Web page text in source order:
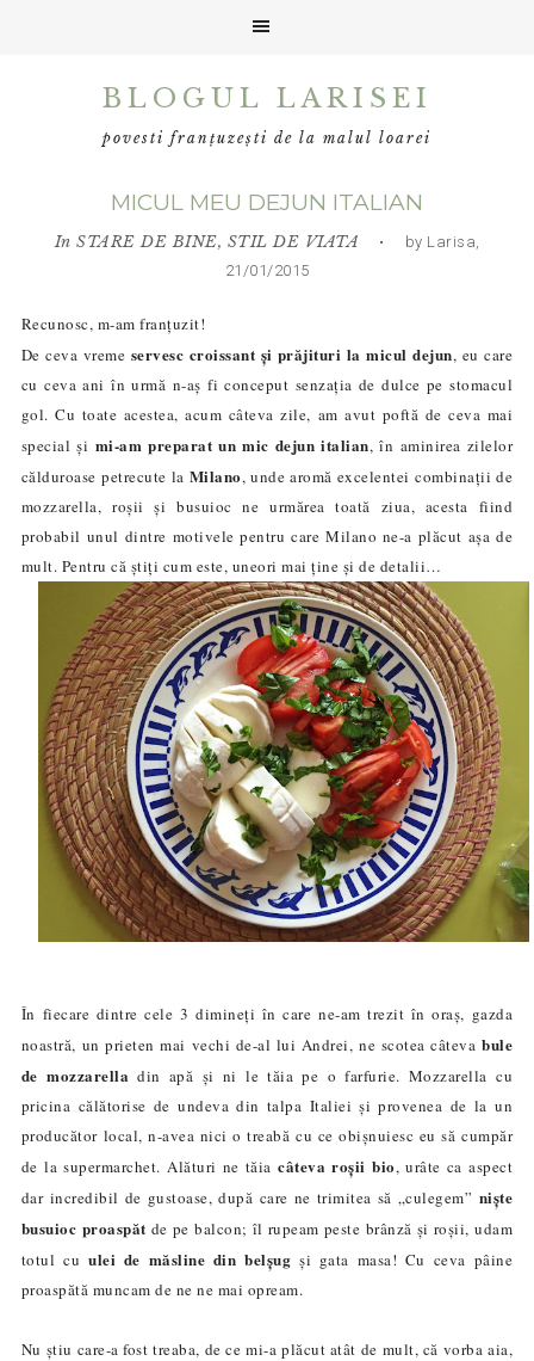
BLOGUL LARISEI
povesti franțuzești de la malul loarei
MICUL MEU DEJUN ITALIAN
In STARE DE BINE, STIL DE VIATA • by Larisa,
21/01/2015
Recunosc, m-am franțuzit!
De ceva vreme servesc croissant și prăjituri la micul dejun, eu care
cu ceva ani în urmă n-aș fi conceput senzația de dulce pe stomacul
gol. Cu toate acestea, acum câteva zile, am avut poftă de ceva mai
special și mi-am preparat un mic dejun italian, în aminirea zilelor
călduroase petrecute la Milano, unde aromă excelentei combinații de
mozzarella, roșii și busuioc ne urmărea toată ziua, acesta fiind
probabil unul dintre motivele pentru careMilano ne-a plăcut așa de
mult. Pentru că știți cum este, uneori mai ține și de detalii…
În fiecare dintre cele 3 dimineți în care ne-am trezit în oraș, gazda
noastră, un prieten mai vechi de-al lui Andrei, ne scotea câtevabule
de mozzarella din apă și ni le tăia pe o farfurie. Mozzarella cu
pricina călătorise de undeva din talpa Italiei și provenea de la un
producător local, n-avea nici o treabă cu ce obișnuiesc eu să cumpăr
de la supermarchet. Alături ne tăiacâteva roșii bio, urâte ca aspect
dar incredibil de gustoase, după care ne trimitea să „culegem” niște
busuioc proaspăt de pe balcon; îl rupeam peste brânză și roșii, udam
totul cuulei de măsline din belșug și gata masa! Cu ceva pâine
proaspătă muncam de ne ne mai opream.
Nu știu care-a fost treaba, de ce mi-a plăcut atât de mult, că vorba aia,